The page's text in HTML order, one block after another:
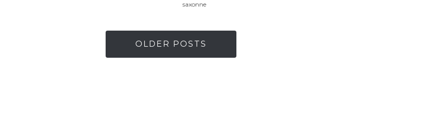
saxonne
OLDER POSTS